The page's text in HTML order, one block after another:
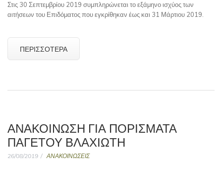
Στις 30 Σεπτεμβρίου 2019 συμπληρώνεται το εξάμηνο ισχύος των
αιτήσεων του Επιδόματος που εγκρίθηκαν έως και 31 Μάρτιου 2019.
ΠΕΡΙΣΣΌΤΕΡΑ
ΑΝΑΚΟΊΝΩΣΗ ΓΙΑ ΠΟΡΊΣΜΑΤΑ
ΠΑΓΕΤΟΎ ΒΛΑΧΙΏΤΗ
26/08/2019 ΑΝΑΚΟΙΝΩΣΕΙΣ